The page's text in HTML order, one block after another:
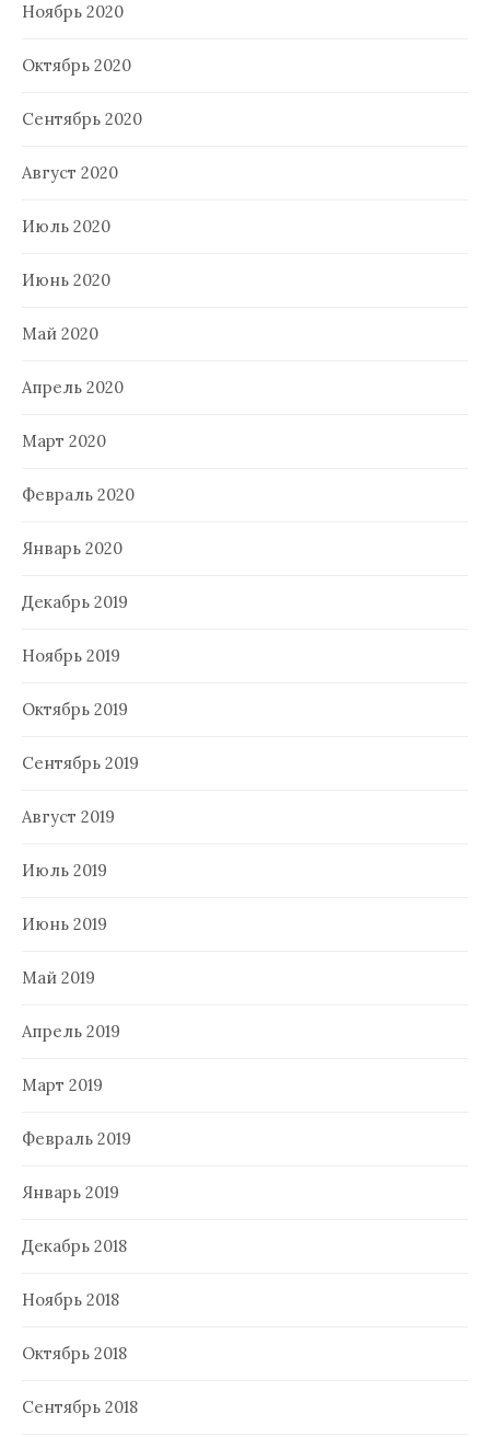
Ноябрь 2020
Октябрь 2020
Сентябрь 2020
Август 2020
Июль 2020
Июнь 2020
Май 2020
Апрель 2020
Март 2020
Февраль 2020
Январь 2020
Декабрь 2019
Ноябрь 2019
Октябрь 2019
Сентябрь 2019
Август 2019
Июль 2019
Июнь 2019
Май 2019
Апрель 2019
Март 2019
Февраль 2019
Январь 2019
Декабрь 2018
Ноябрь 2018
Октябрь 2018
Сентябрь 2018